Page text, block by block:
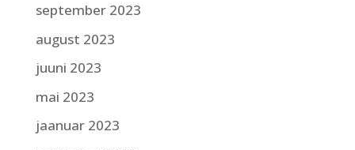
september 2023
august 2023
juuni 2023
mai 2023
jaanuar 2023